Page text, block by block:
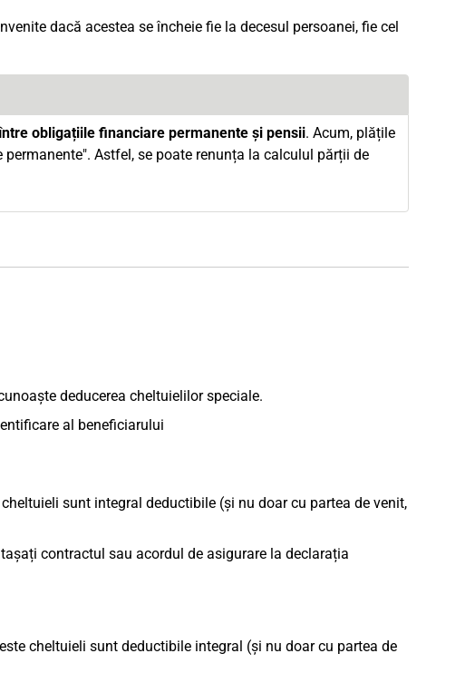
dacă acestea se încheie fie la decesul persoanei, fie cel
obligațiile financiare permanente și pensii. Acum, plățile
Astfel, se poate renunța la calculul părții de
deducerea cheltuielilor speciale.
al beneficiarului
sunt integral deductibile (și nu doar cu partea de venit,
contractul sau acordul de asigurare la declarația
cheltuieli sunt deductibile integral (și nu doar cu partea de